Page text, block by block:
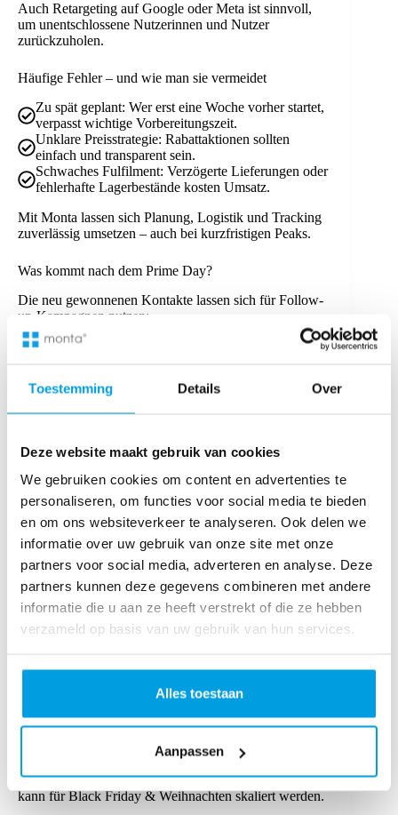
Toestemming Details Over
Deze website maakt gebruik van cookies
We gebruiken cookies om content en advertenties te
personaliseren, om functies voor social media te bieden
en om ons websiteverkeer te analyseren. Ook delen we
informatie over uw gebruik van onze site met onze
partners voor social media, adverteren en analyse. Deze
partners kunnen deze gegevens combineren met andere
informatie die u aan ze heeft verstrekt of die ze hebben
verzameld op basis van uw gebruik van hun services.
Alles toestaan
Aanpassen
Auch Retargeting auf Google oder Meta ist sinnvoll,
um unentschlossene Nutzerinnen und Nutzer
zurückzuholen.
Häufige Fehler – und wie man sie vermeidet
Zu spät geplant: Wer erst eine Woche vorher startet,
verpasst wichtige Vorbereitungszeit.
Unklare Preisstrategie: Rabattaktionen sollten
einfach und transparent sein.
Schwaches Fulfilment: Verzögerte Lieferungen oder
fehlerhafte Lagerbestände kosten Umsatz.
Mit Monta lassen sich Planung, Logistik und Tracking
zuverlässig umsetzen – auch bei kurzfristigen Peaks.
Was kommt nach dem Prime Day?
Die neu gewonnenen Kontakte lassen sich für Follow-
up-Kampagnen nutzen:
Danksagung per E-Mail – idealerweise mit
Bewertungen einholen – besonders bei neuen
Retargeting-Kampagnen schalten – etwa auf
Der Prime Day endet – die Kundenbeziehung geht
skalieren.
Wichtige KPIs im Blick behalten
Conversion-Rate (CR)
Cost per Acquisition (CPA)
Retourenquote
Lieferzeit & Kundenzufriedenheit
für das vierte Quartal angepasst werden sollte. Mit
verfügbar.
Prime Day als Testfeld für Q4 nutzen
Neue Produkte oder Bundles lassen sich perfekt am
Prime Day testen – ob Verpackungen,
Social Proof durch Creator-Content. Was funktioniert,
kann für Black Friday & Weihnachten skaliert werden.